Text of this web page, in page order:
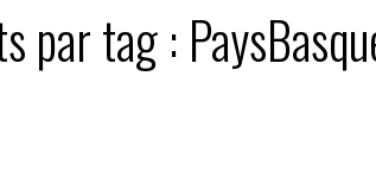
par tag :